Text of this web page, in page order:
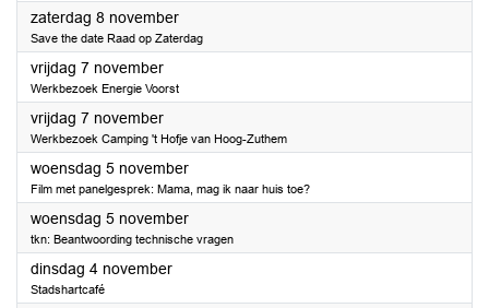
zaterdag 8 november2025
Save the date Raad op Zaterdag
vrijdag 7 november2025
Werkbezoek Energie Voorst
vrijdag 7 november2025
Werkbezoek Camping 't Hofje van Hoog-Zuthem
woensdag 5 november2025
Film met panelgesprek: Mama, mag ik naar huis toe?
woensdag 5 november2025
tkn: Beantwoording technische vragen
dinsdag 4 november2025
Stadshartcafé